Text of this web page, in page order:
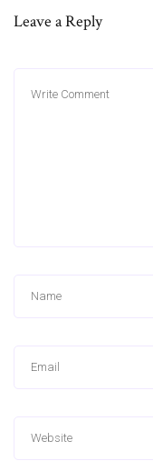
Leave a Reply